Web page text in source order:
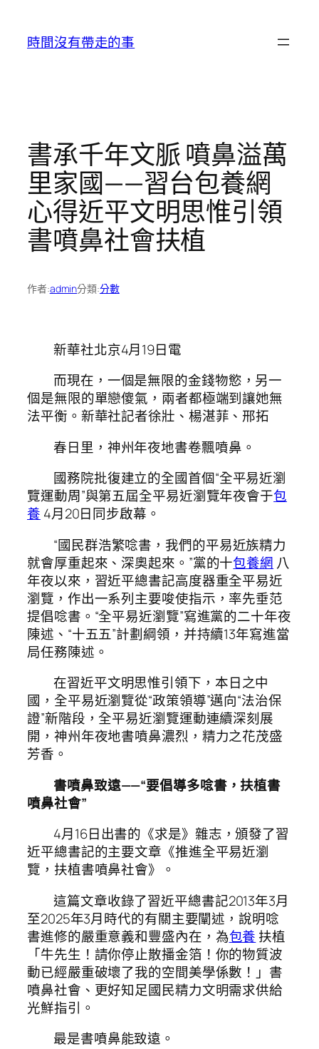
時間沒有帶走的事
書承千年文脈 噴鼻溢萬
里家國——習台包養網
心得近平文明思惟引領
書噴鼻社會扶植
作者:admin分類:分數
新華社北京4月19日電
而現在，一個是無限的金錢物慾，另一
個是無限的單戀傻氣，兩者都極端到讓她無
法平衡。新華社記者徐壯、楊湛菲、邢拓
春日里，神州年夜地書卷飄噴鼻。
國務院批復建立的全國首個“全平易近瀏
覽運動周”與第五屆全平易近瀏覽年夜會于包
養 4月20日同步啟幕。
“國民群浩繁唸書，我們的平易近族精力
就會厚重起來、深奧起來。”黨的十包養網 八
年夜以來，習近平總書記高度器重全平易近
瀏覽，作出一系列主要唆使指示，率先垂范
提倡唸書。“全平易近瀏覽”寫進黨的二十年夜
陳述、“十五五”計劃綱領，并持續13年寫進當
局任務陳述。
在習近平文明思惟引領下，本日之中
國，全平易近瀏覽從“政策領導”邁向“法治保
證”新階段，全平易近瀏覽運動連續深刻展
開，神州年夜地書噴鼻濃烈，精力之花茂盛
芳香。
書噴鼻致遠——“要倡導多唸書，扶植書
噴鼻社會”
4月16日出書的《求是》雜志，頒發了習
近平總書記的主要文章《推進全平易近瀏
覽，扶植書噴鼻社會》。
這篇文章收錄了習近平總書記2013年3月
至2025年3月時代的有關主要闡述，說明唸
書進修的嚴重意義和豐盛內在，為包養 扶植
「牛先生！請你停止散播金箔！你的物質波
動已經嚴重破壞了我的空間美學係數！」書
噴鼻社會、更好知足國民精力文明需求供給
光鮮指引。
最是書噴鼻能致遠。